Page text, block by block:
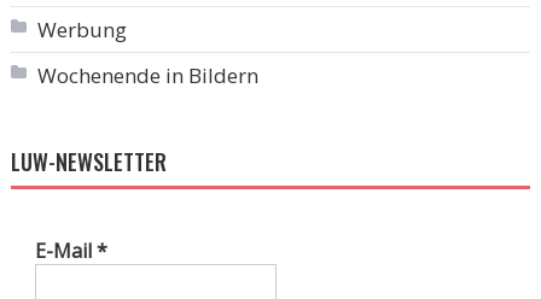
Werbung
Wochenende in Bildern
LUW-NEWSLETTER
E-Mail*